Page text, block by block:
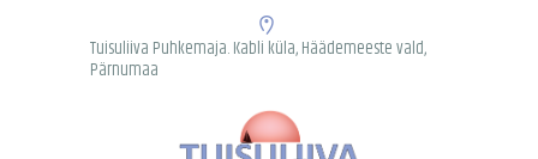
Tuisuliiva Puhkemaja. Kabli küla, Häädemeeste vald,
Pärnumaa